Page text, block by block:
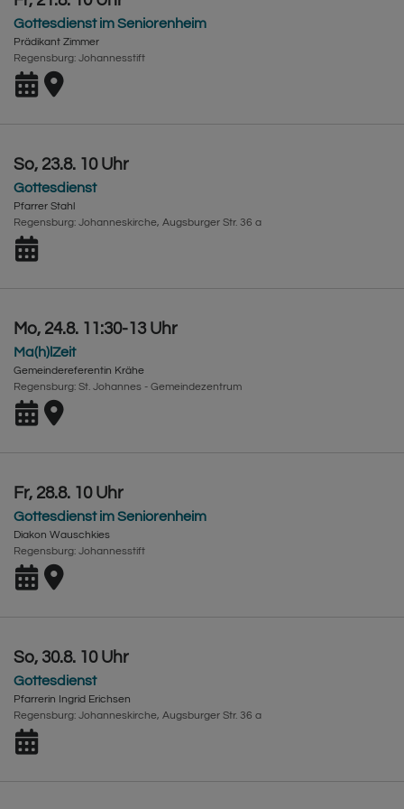
Gottesdienst im Seniorenheim
Prädikant Zimmer
Regensburg Johannesstift
So, 23.8. 10 Uhr
Gottesdienst
Pfarrer Stahl
Regensburg Johanneskirche, Augsburger Str. 36 a
Mo, 24.8. 11:30-13 Uhr
Ma(h)lZeit
Gemeindereferentin Krähe
Regensburg St. Johannes - Gemeindezentrum
Fr, 28.8. 10 Uhr
Gottesdienst im Seniorenheim
Diakon Wauschkies
Regensburg Johannesstift
So, 30.8. 10 Uhr
Gottesdienst
Pfarrerin Ingrid Erichsen
Regensburg Johanneskirche, Augsburger Str. 36 a